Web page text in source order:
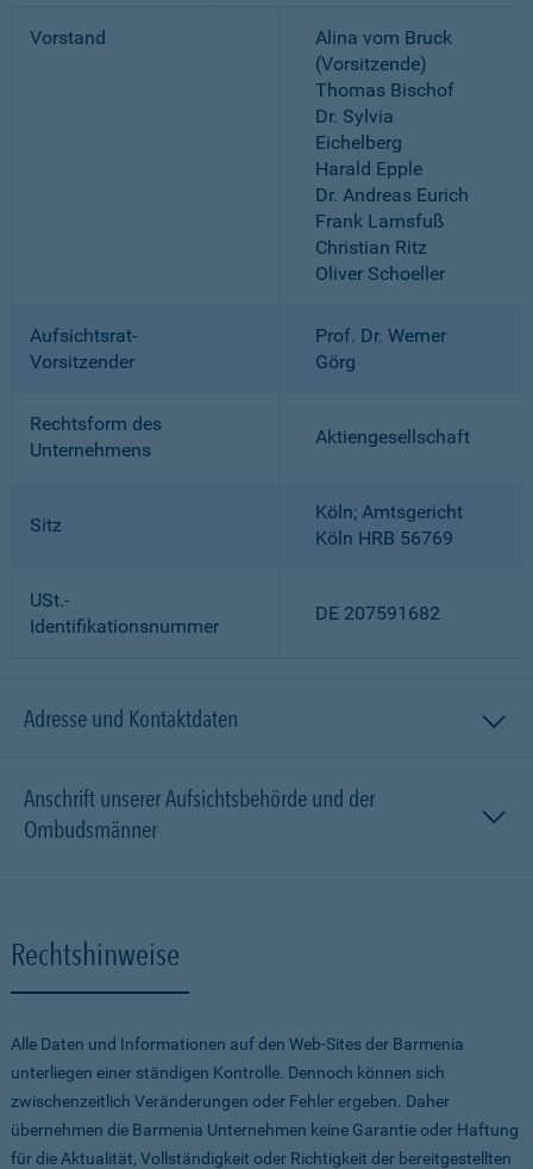
Vorstand
Alina vom Bruck
(Vorsitzende)
Thomas Bischof
Dr. Sylvia
Eichelberg
Harald Epple
Dr. Andreas Eurich
Frank Lamsfuß
Christian Ritz
Oliver Schoeller
Aufsichtsrat-
Vorsitzender
Prof. Dr. Werner
Görg
Rechtsform des
Unternehmens
Aktiengesellschaft
Sitz
Köln; Amtsgericht
Köln HRB 56769
USt.-
Identifikationsnummer
DE 207591682
Adresse und Kontaktdaten
Anschrift unserer Aufsichtsbehörde und der
Ombudsmänner
Rechtshinweise
Alle Daten und Informationen auf den Web-Sites der Barmenia
unterliegen einer ständigen Kontrolle. Dennoch können sich
zwischenzeitlich Veränderungen oder Fehler ergeben. Daher
übernehmen die Barmenia Unternehmen keine Garantie oder Haftung
für die Aktualität, Vollständigkeit oder Richtigkeit der bereitgestellten